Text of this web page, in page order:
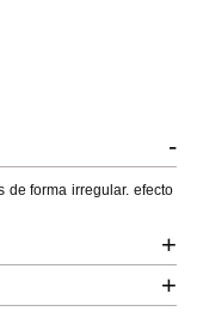
-
de forma irregular. efecto
+
+